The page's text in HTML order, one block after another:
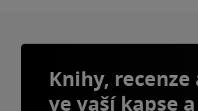
Knihy,
ve vaší kapse